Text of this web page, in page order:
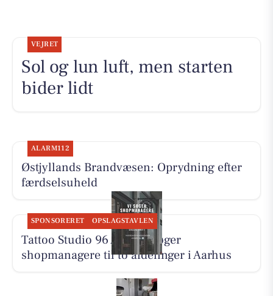
VEJRET
Sol og lun luft, men starten
bider lidt
ALARM112
Østjyllands Brandvæsen: Oprydning efter
færdselsuheld
SPONSORERET OPSLAGSTAVLEN
Tattoo Studio 96 Aarhus søger
shopmanagere til to afdelinger i Aarhus